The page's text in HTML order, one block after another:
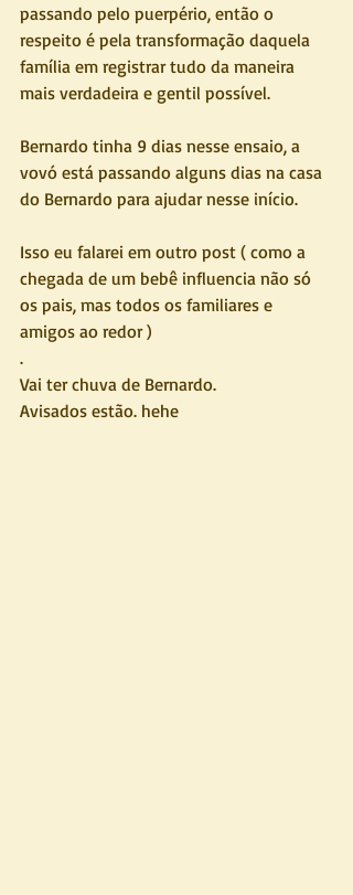
passando pelo puerpério, então o
respeito é pela transformação daquela
família em registrar tudo da maneira
mais verdadeira e gentil possível.
Bernardo tinha 9 dias nesse ensaio, a
vovó está passando alguns dias na casa
do Bernardo para ajudar nesse início.
Isso eu falarei em outro post ( como a
chegada de um bebê influencia não só
os pais, mas todos os familiares e
amigos ao redor )
.
Vai ter chuva de Bernardo.
Avisados estão. hehe